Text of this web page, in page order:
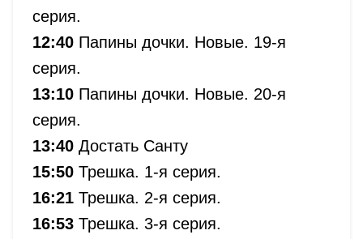
серия.
12:40 Папины дочки. Новые. 19-я
серия.
13:10 Папины дочки. Новые. 20-я
серия.
13:40 Достать Санту
15:50 Трешка. 1-я серия.
16:21 Трешка. 2-я серия.
16:53 Трешка. 3-я серия.